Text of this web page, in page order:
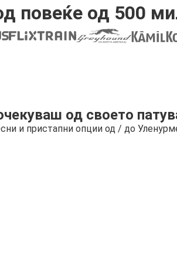
повеќе од 500
од своето
и пристапни опции од / до